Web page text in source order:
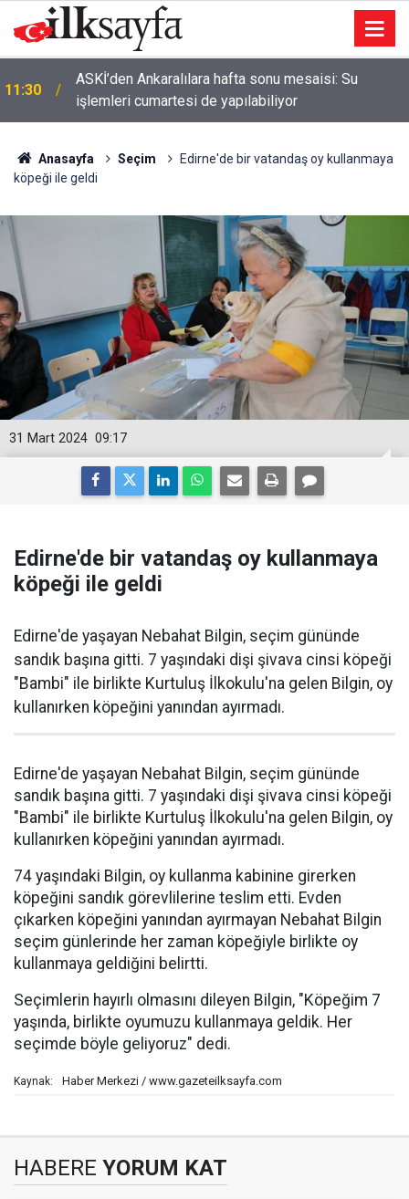
11:30
ASKİ’den Ankaralılara hafta sonu mesaisi: Su
işlemleri cumartesi de yapılabiliyor
Anasayfa Seçim
Edirne'de bir vatandaş oy kullanmaya
köpeği ile geldi
09:17
31 Mart 2024
Edirne'de bir vatandaş oy kullanmaya
köpeği ile geldi
Edirne'de yaşayan Nebahat Bilgin, seçim gününde
sandık başına gitti. 7 yaşındaki dişi şivava cinsi köpeği
"Bambi" ile birlikte Kurtuluş İlkokulu'na gelen Bilgin, oy
kullanırken köpeğini yanından ayırmadı.
Edirne'de yaşayan Nebahat Bilgin, seçim gününde
sandık başına gitti. 7 yaşındaki dişi şivava cinsi köpeği
"Bambi" ile birlikte Kurtuluş İlkokulu'na gelen Bilgin, oy
kullanırken köpeğini yanından ayırmadı.
74 yaşındaki Bilgin, oy kullanma kabinine girerken
köpeğini sandık görevlilerine teslim etti. Evden
çıkarken köpeğini yanından ayırmayan Nebahat Bilgin
seçim günlerinde her zaman köpeğiyle birlikte oy
kullanmaya geldiğini belirtti.
Seçimlerin hayırlı olmasını dileyen Bilgin, "Köpeğim 7
yaşında, birlikte oyumuzu kullanmaya geldik. Her
seçimde böyle geliyoruz" dedi.
Kaynak: Haber Merkezi / www.gazeteilksayfa.com
HABERE YORUM KAT